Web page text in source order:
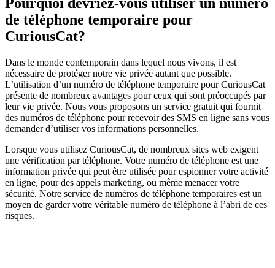
de téléphone temporaire pour
CuriousCat?
Dans le monde contemporain dans lequel nous vivons, il est
nécessaire de protéger notre vie privée autant que possible.
L’utilisation d’un numéro de téléphone temporaire pour CuriousCat
présente de nombreux avantages pour ceux qui sont préoccupés par
leur vie privée. Nous vous proposons un service gratuit qui fournit
des numéros de téléphone pour recevoir des SMS en ligne sans vous
demander d’utiliser vos informations personnelles.
Lorsque vous utilisez CuriousCat, de nombreux sites web exigent
une vérification par téléphone. Votre numéro de téléphone est une
information privée qui peut être utilisée pour espionner votre activité
en ligne, pour des appels marketing, ou même menacer votre
sécurité. Notre service de numéros de téléphone temporaires est un
moyen de garder votre véritable numéro de téléphone à l’abri de ces
risques.